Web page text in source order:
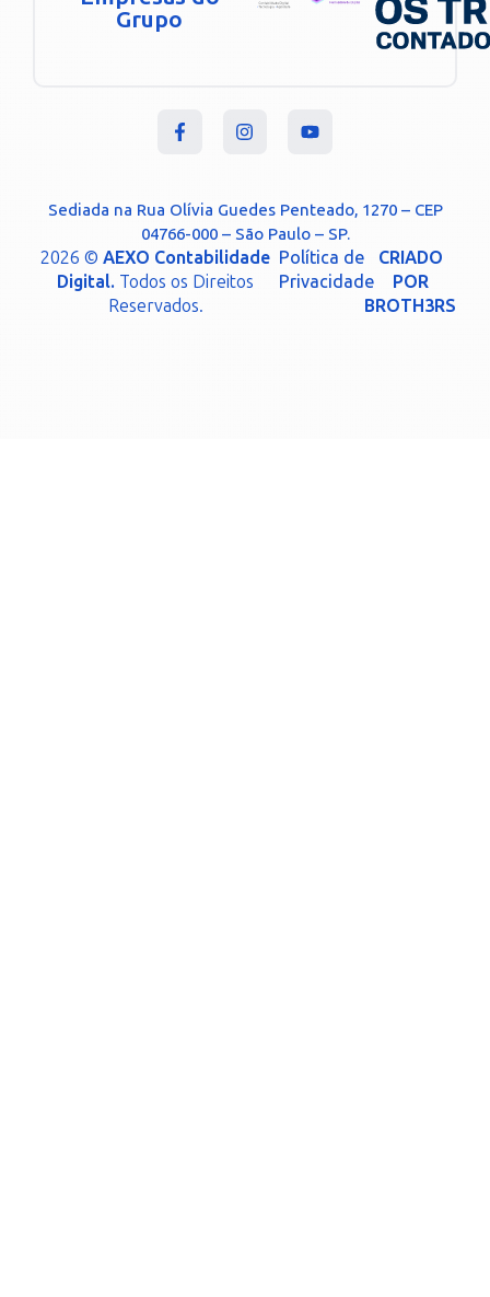
Grupo
Sediada na Rua Olívia Guedes Penteado, 1270 – CEP
04766-000 – São Paulo – SP.
2026 ©AEXO Contabilidade
Digital. Todos os Direitos
Reservados.
Política de
Privacidade
CRIADO
POR
BROTH3RS